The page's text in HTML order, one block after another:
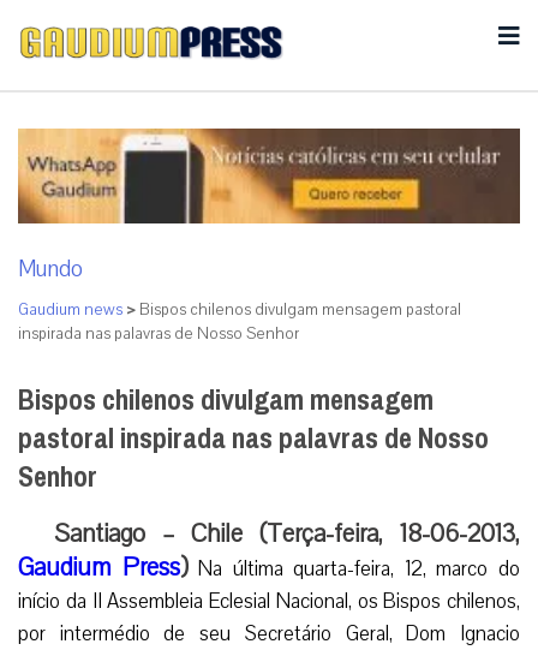
Mundo
Gaudium news > Bispos chilenos divulgam mensagem pastoral
inspirada nas palavras de Nosso Senhor
Bispos chilenos divulgam mensagem
pastoral inspirada nas palavras de Nosso
Senhor
Santiago – Chile (Terça-feira, 18-06-2013,
Gaudium Press)Na última quarta-feira, 12, marco do
início da II Assembleia Eclesial Nacional, os Bispos chilenos,
por intermédio de seu Secretário Geral, Dom Ignacio